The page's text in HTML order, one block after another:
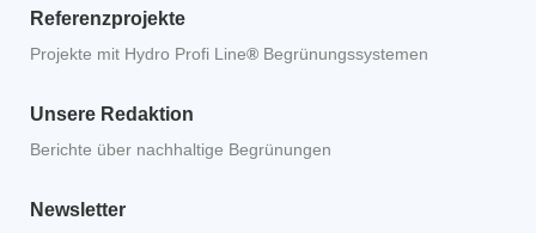
Referenzprojekte
Projekte mit Hydro Profi Line® Begrünungssystemen
Unsere Redaktion
Berichte über nachhaltige Begrünungen
Newsletter